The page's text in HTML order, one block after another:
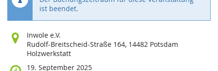
ist beendet.
Wo
findet
diese
Inwole e.V.
Rudolf-Breitscheid-Straße 164, 14482 Potsdam
Holzwerkstatt
Wann
19. September 2025